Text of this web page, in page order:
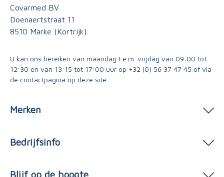
Covarmed BV
Doenaertstraat 11
8510 Marke (Kortrijk)
U kan ons bereiken van maandag t.e.m. vrijdag van 09:00 tot
12:30 en van 13:15 tot 17:00 uur op +32 (0) 56 37 47 45 of via
de contactpagina op deze site.
Merken
Bedrijfsinfo
Blijf op de hoogte